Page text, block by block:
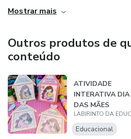
recursos interativos e muito mais.
Nosso objetivo é ajudar você
mais prático e divertido com as
mais leve.
Tudo pensado e feito com muito
pais e professores. Não perca mais
conhecer nosso trabalho!
Mostrar mais
Outros produtos de
conteúdo
ATIVIDADE
INTERATIVA DIA
DAS MÃES
Educacional